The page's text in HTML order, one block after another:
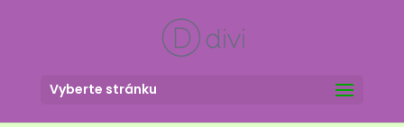
Vyberte stránku